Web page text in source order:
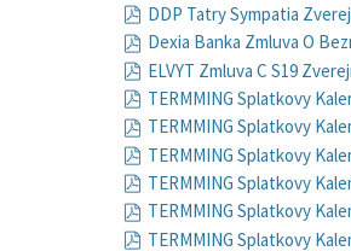
DDP Tatry Sympatia
Dexia Banka Zmluva O
ELVYT Zmluva C S19
TERMMING Splatkovy
TERMMING Splatkovy
TERMMING Splatkovy
TERMMING Splatkovy
TERMMING Splatkovy
TERMMING Splatkovy